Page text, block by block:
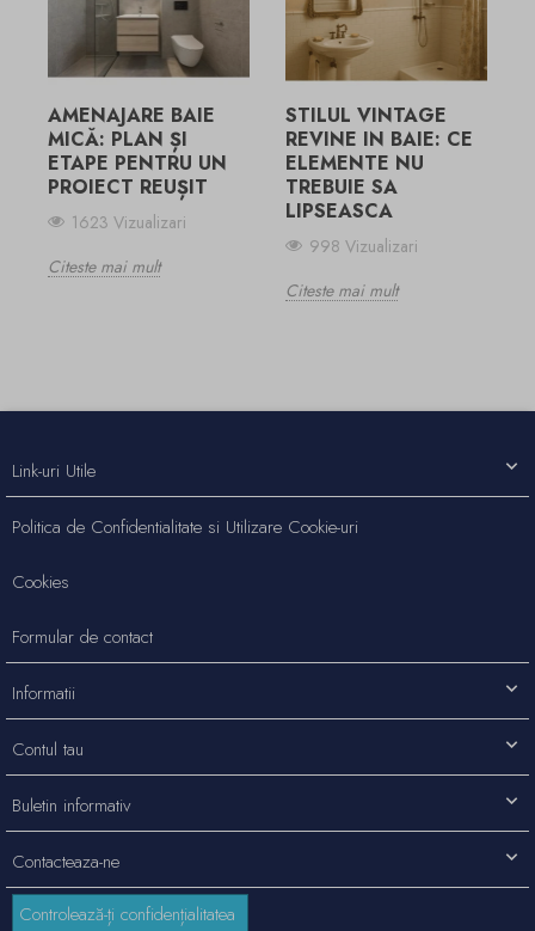
AMENAJARE BAIE
MICĂ: PLAN ȘI
ETAPE PENTRU UN
PROIECT REUȘIT
1623 Vizualizari
Citeste mai mult
STILUL VINTAGE
REVINE IN BAIE: CE
ELEMENTE NU
TREBUIE SA
LIPSEASCA
998 Vizualizari
Citeste mai mult
Contacteaza-ne
Link-uri Utile
Politica de Confidentialitate si Utilizare Cookie-uri
Cookies
Formular de contact
Informatii
Contul tau
Buletin informativ
Controlează-ți confidențialitatea